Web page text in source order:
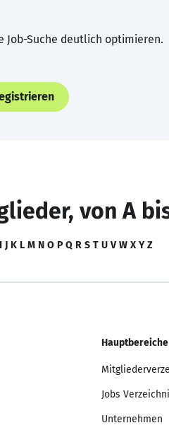
Job-Suche deutlich optimieren.
von A
I J K L M N O P Q R S T U V W X Y Z
Hauptbereiche
Jobs
Unternehmen